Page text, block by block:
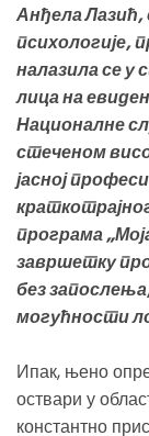
Анђела
психологије,
налазила се у
лица на
Националне
стеченом
јасној
програма
завршетку
без
могућности
Ипак, њено
оствари у
константно